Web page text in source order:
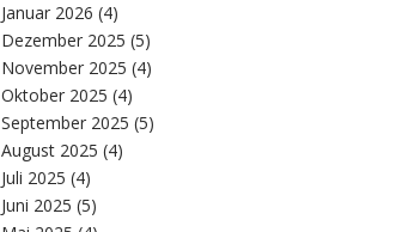
Januar 2026 (4)
Dezember 2025 (5)
November 2025 (4)
Oktober 2025 (4)
September 2025 (5)
August 2025 (4)
Juli 2025 (4)
Juni 2025 (5)